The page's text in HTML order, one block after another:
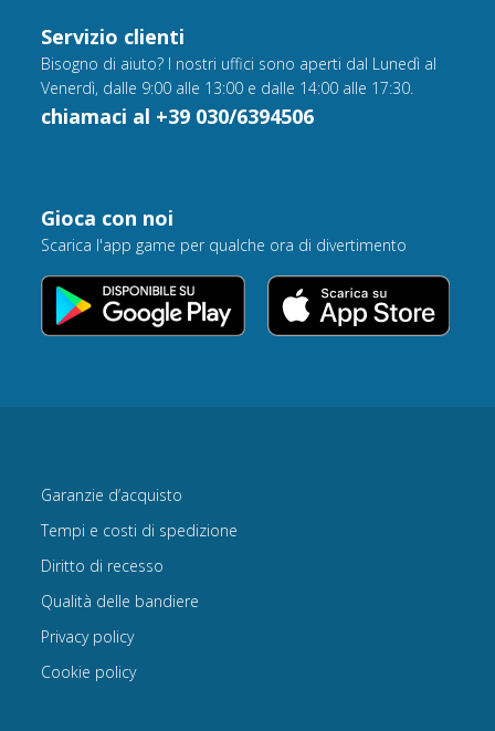
Servizio clienti
Bisogno di aiuto? I nostri uffici sono aperti dal Lunedì al
Venerdì, dalle 9:00 alle 13:00 e dalle 14:00 alle 17:30.
chiamaci al +39 030/6394506
Gioca con noi
Scarica l'app game per qualche ora di divertimento
Garanzie d’acquisto
Tempi e costi di spedizione
Diritto di recesso
Qualità delle bandiere
Privacy policy
Cookie policy